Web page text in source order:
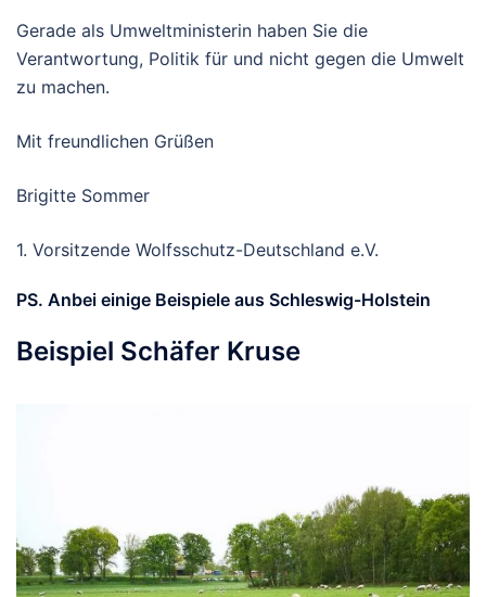
Gerade als Umweltministerin haben Sie die
Verantwortung, Politik für und nicht gegen die Umwelt
zu machen.
Mit freundlichen Grüßen
Brigitte Sommer
1. Vorsitzende Wolfsschutz-Deutschland e.V.
PS. Anbei einige Beispiele aus Schleswig-Holstein
Beispiel Schäfer Kruse